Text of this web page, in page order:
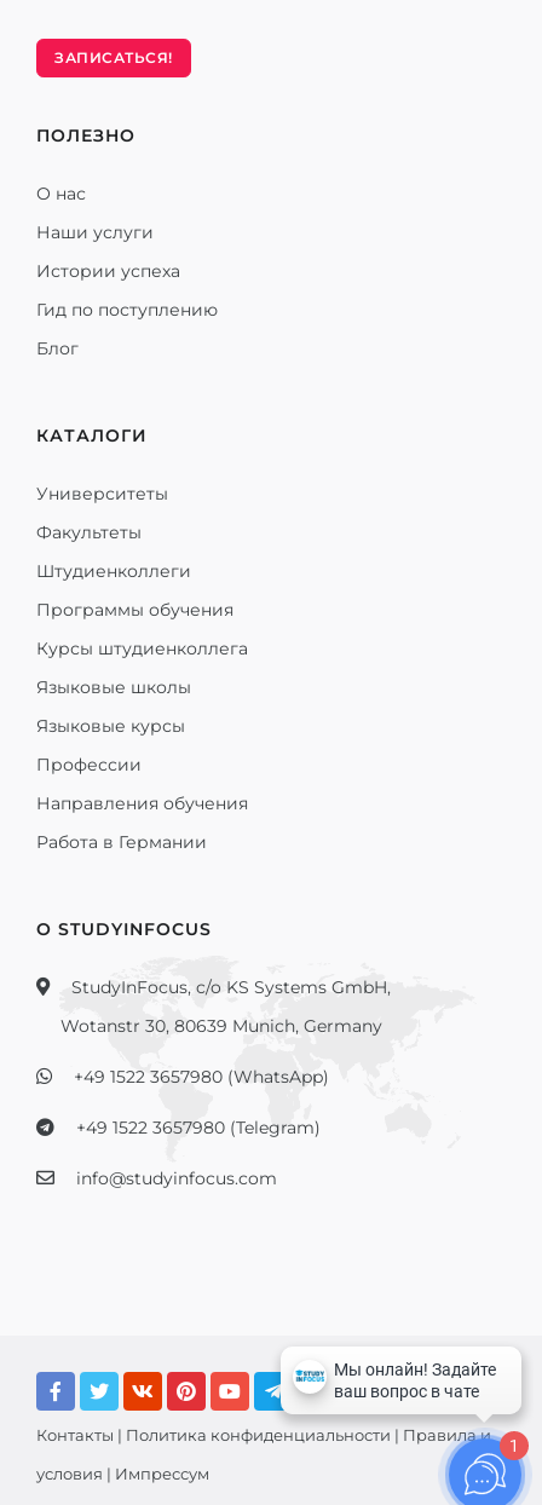
ЗАПИСАТЬСЯ!
ПОЛЕЗНО
О нас
Наши услуги
Истории успеха
Гид по поступлению
Блог
КАТАЛОГИ
Университеты
Факультеты
Штудиенколлеги
Программы обучения
Курсы штудиенколлега
Языковые школы
Языковые курсы
Профессии
Направления обучения
Работа в Германии
О STUDYINFOCUS
StudyInFocus, c/o KS Systems GmbH,
Wotanstr 30, 80639 Munich, Germany
+49 1522 3657980 (WhatsApp)
+49 1522 3657980 (Telegram)
info@studyinfocus.com
Контакты | Политика конфиденциальности | Правила и
условия | Импрессум
1